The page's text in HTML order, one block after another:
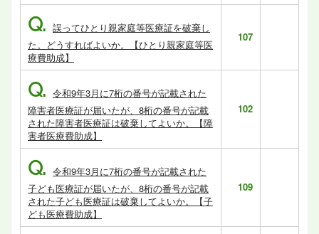
Q. 誤ってひとり親家庭等医療証を破棄し
た。どうすればよいか。【ひとり親家庭等医
療費助成】
107
Q. 令和9年3月に7桁の番号が記載された
障害者医療証が届いたが、8桁の番号が記載
された障害者医療証は破棄してよいか。【障
害者医療費助成】
102
Q. 令和9年3月に7桁の番号が記載された
子ども医療証が届いたが、8桁の番号が記載
された子ども医療証は破棄してよいか。【子
ども医療費助成】
109